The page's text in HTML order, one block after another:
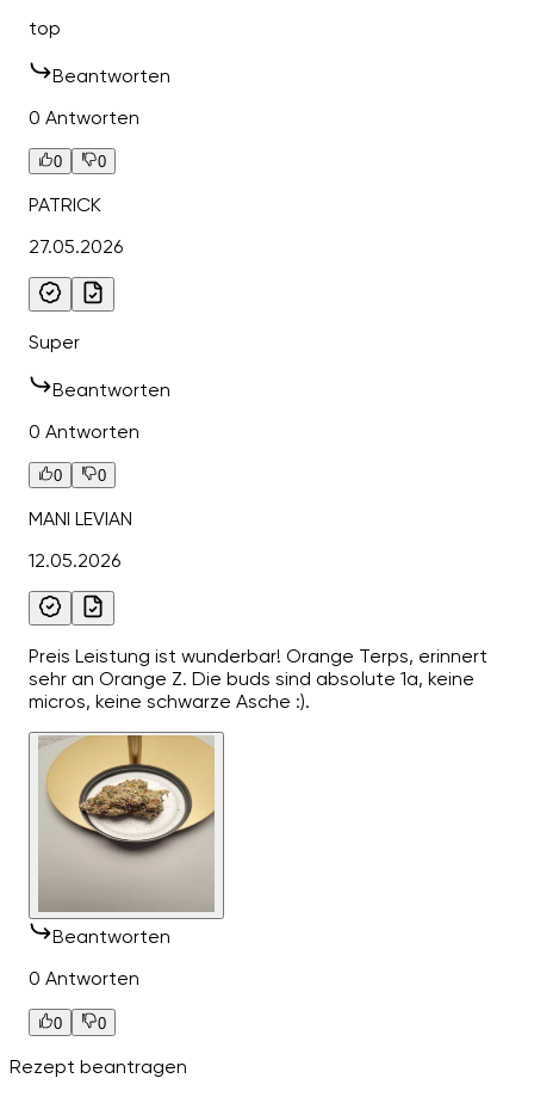
top
Beantworten
0 Antworten
0 0
PATRICK
27.05.2026
Super
Beantworten
0 Antworten
0 0
MANI LEVIAN
12.05.2026
Preis Leistung ist wunderbar! Orange Terps, erinnert
sehr an Orange Z. Die buds sind absolute 1a, keine
micros, keine schwarze Asche :).
Beantworten
0 Antworten
0 0
Rezept beantragen